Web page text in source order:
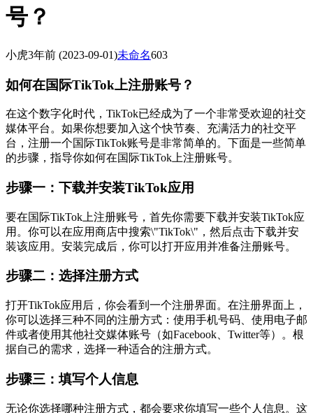
号？
小虎3年前 (2023-09-01)未命名603
如何在国际TikTok上注册账号？
在这个数字化时代，TikTok已经成为了一个非常受欢迎的社交
媒体平台。如果你想要加入这个快节奏、充满活力的社交平
台，注册一个国际TikTok账号是非常简单的。下面是一些简单
的步骤，指导你如何在国际TikTok上注册账号。
步骤一：下载并安装TikTok应用
要在国际TikTok上注册账号，首先你需要下载并安装TikTok应
用。你可以在应用商店中搜索\"TikTok\"，然后点击下载并安
装该应用。安装完成后，你可以打开应用并准备注册账号。
步骤二：选择注册方式
打开TikTok应用后，你会看到一个注册界面。在注册界面上，
你可以选择三种不同的注册方式：使用手机号码、使用电子邮
件或者使用其他社交媒体账号（如Facebook、Twitter等）。根
据自己的需求，选择一种适合的注册方式。
步骤三：填写个人信息
无论你选择哪种注册方式，都会要求你填写一些个人信息。这